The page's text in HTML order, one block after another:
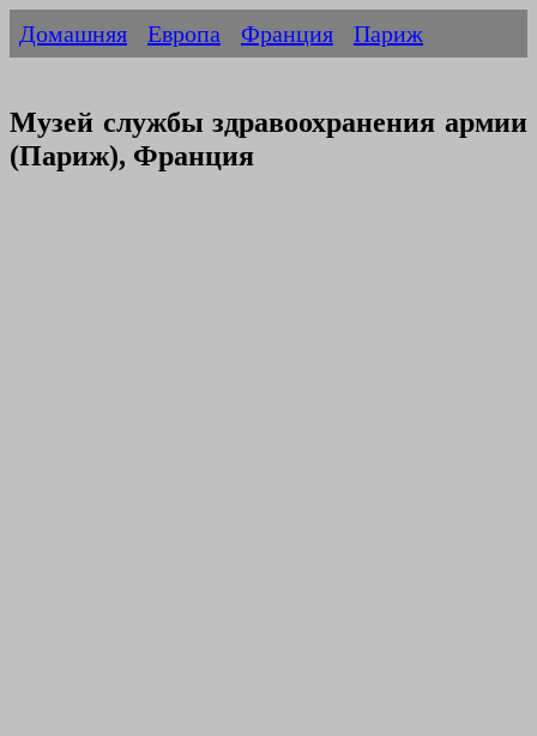
Домашняя Европа Франция Париж
Музей службы здравоохранения армии
(Париж), Франция